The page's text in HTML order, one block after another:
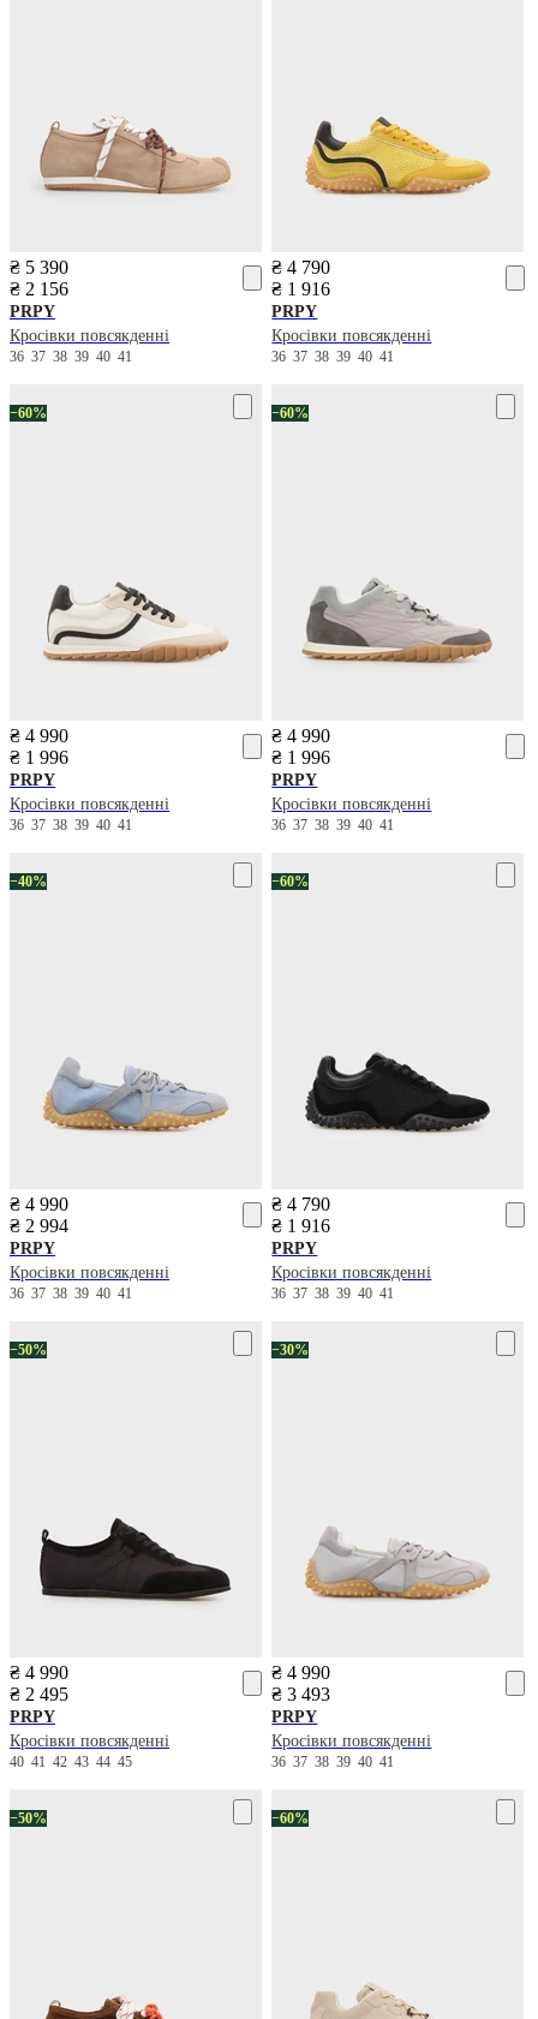
₴ 5 390
₴ 2 156
PRPY
Кросівки повсякденні
36 37 38 39 40 41
₴ 4 790
₴ 1 916
PRPY
Кросівки повсякденні
363738394041
−60%
₴ 4 990
₴ 1 996
PRPY
Кросівки повсякденні
36 37 38 39 40 41
−60%
₴ 4 990
₴ 1 996
PRPY
Кросівки повсякденні
363738394041
−40%
₴ 4 990
₴ 2 994
PRPY
Кросівки повсякденні
36 37 38 39 40 41
−60%
₴ 4 790
₴ 1 916
PRPY
Кросівки повсякденні
363738394041
−50%
₴ 4 990
₴ 2 495
PRPY
Кросівки повсякденні
40 41 42 43 44 45
−30%
₴ 4 990
₴ 3 493
PRPY
Кросівки повсякденні
363738394041
−50% −60%